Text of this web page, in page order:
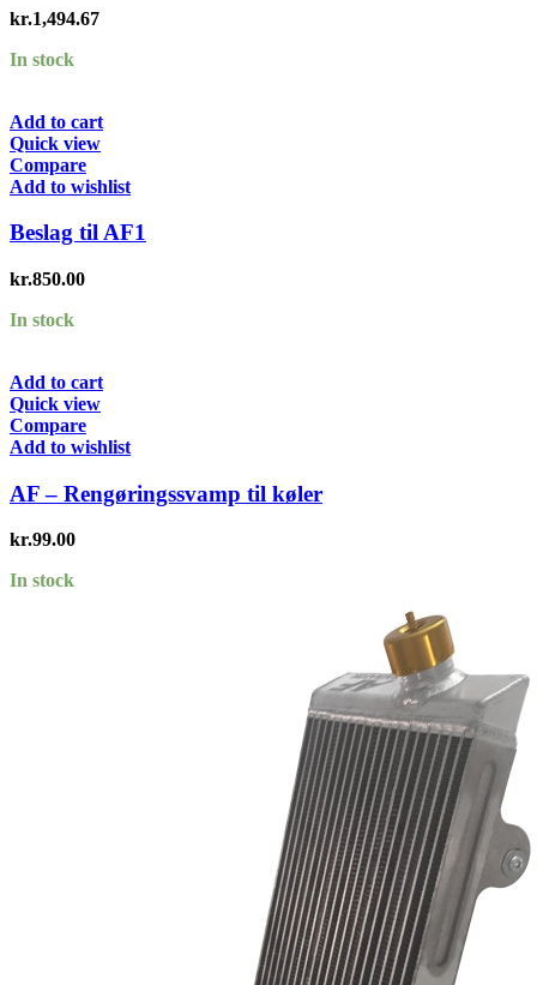
kr.1,494.67
In stock
Add to cart
Quick view
Compare
Add to wishlist
Beslag til AF1
kr.850.00
In stock
Add to cart
Quick view
Compare
Add to wishlist
AF – Rengøringssvamp til køler
kr.99.00
In stock